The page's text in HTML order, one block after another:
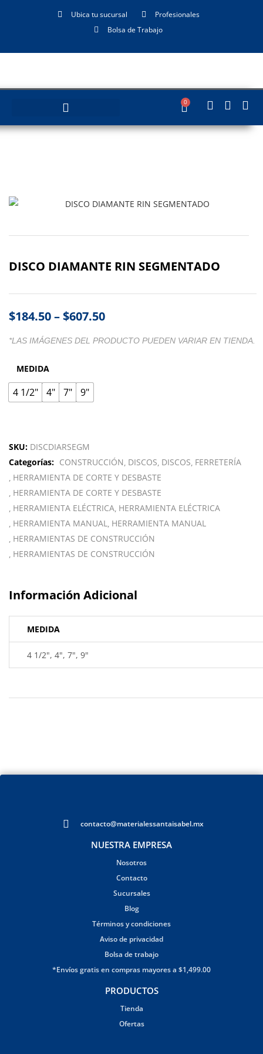
Ubica tu sucursal
Profesionales
Bolsa de Trabajo
0
DISCO DIAMANTE RIN SEGMENTADO
$184.50–$607.50
*LAS IMÁGENES DEL PRODUCTO PUEDEN VARIAR EN TIENDA.
MEDIDA
4 1/2" 4" 7" 9"
SKU: DISCDIARSEGM
Categorías: CONSTRUCCIÓN DISCOS DISCOS FERRETERÍA
HERRAMIENTA DE CORTE Y DESBASTE
HERRAMIENTA DE CORTE Y DESBASTE
HERRAMIENTA ELÉCTRICA HERRAMIENTA ELÉCTRICA
HERRAMIENTA MANUAL HERRAMIENTA MANUAL
HERRAMIENTAS DE CONSTRUCCIÓN
HERRAMIENTAS DE CONSTRUCCIÓN
Información Adicional
MEDIDA
4 1/2", 4", 7", 9"
contacto@materialessantaisabel.mx
NUESTRA EMPRESA
Nosotros
Contacto
Sucursales
Blog
Términos y condiciones
Aviso de privacidad
Bolsa de trabajo
*Envíos gratis en compras mayores a $1,499.00
PRODUCTOS
Tienda
Ofertas